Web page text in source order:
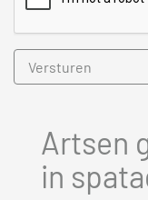
Versturen
Artsen
in